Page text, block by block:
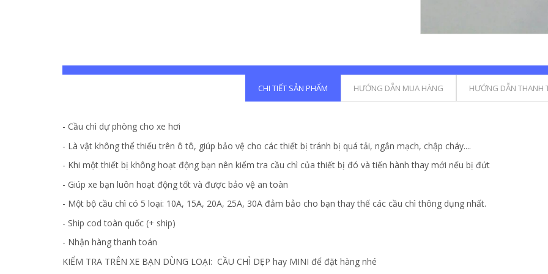
CHI TIẾT SẢN PHẨM HƯỚNG DẪN MUA HÀNG HƯỚNG DẪN THANH
- Cầu chì dự phòng cho xe hơi
- Là vật không thể thiếu trên ô tô, giúp bảo vệ cho các thiết bị tránh bị quá tải, ngắn mạch, chập cháy....
- Khi một thiết bị không hoạt động bạn nên kiểm tra cầu chì của thiết bị đó và tiến hành thay mới nếu bị đứt
- Giúp xe bạn luôn hoạt động tốt và được bảo vệ an toàn
- Một bộ cầu chì có 5 loại: 10A, 15A, 20A, 25A, 30A đảm bảo cho bạn thay thế các cầu chì thông dụng nhất.
- Ship cod toàn quốc (+ ship)
- Nhận hàng thanh toán
KIỂM TRA TRÊN XE BẠN DÙNG LOẠI: CẦU CHÌ DẸP hay MINI để đặt hàng nhé